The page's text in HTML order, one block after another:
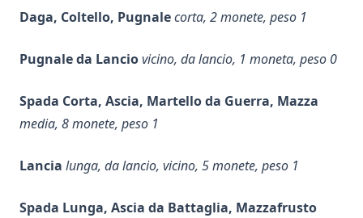
Daga, Coltello, Pugnalecorta, 2 monete, peso 1
Pugnale da Lanciovicino, da lancio, 1 moneta, peso 0
Spada Corta, Ascia, Martello da Guerra, Mazza
media, 8 monete, peso 1
Lancia lunga, da lancio, vicino, 5 monete, peso 1
Spada Lunga, Ascia da Battaglia, Mazzafrusto